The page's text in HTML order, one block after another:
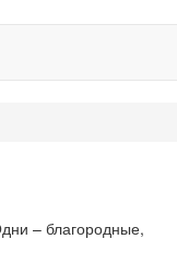
– благородные,